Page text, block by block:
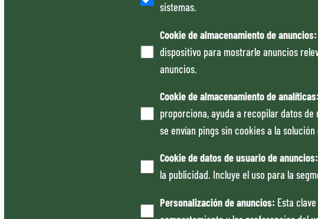
sistemas.
Cookie de almacenamiento de anuncios:
dispositivo para mostrarle anuncios
anuncios.
Cookie de almacenamiento de analíticas:
proporciona, ayuda a recopilar datos
se envían pings sin cookies a la
Cookie de datos de usuario de anuncios:
la publicidad. Incluye el uso para la
Personalización de anuncios: Esta